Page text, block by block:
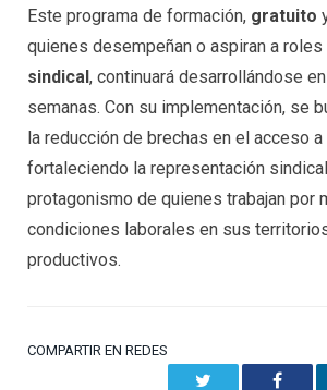
Este programa de formación, gratuito
quienes desempeñan o aspiran a roles
sindical, continuará desarrollándose
semanas. Con su implementación, se
la reducción de brechas en el acceso
fortaleciendo la representación
protagonismo de quienes trabajan por
condiciones laborales en sus
productivos.
COMPARTIR EN REDES